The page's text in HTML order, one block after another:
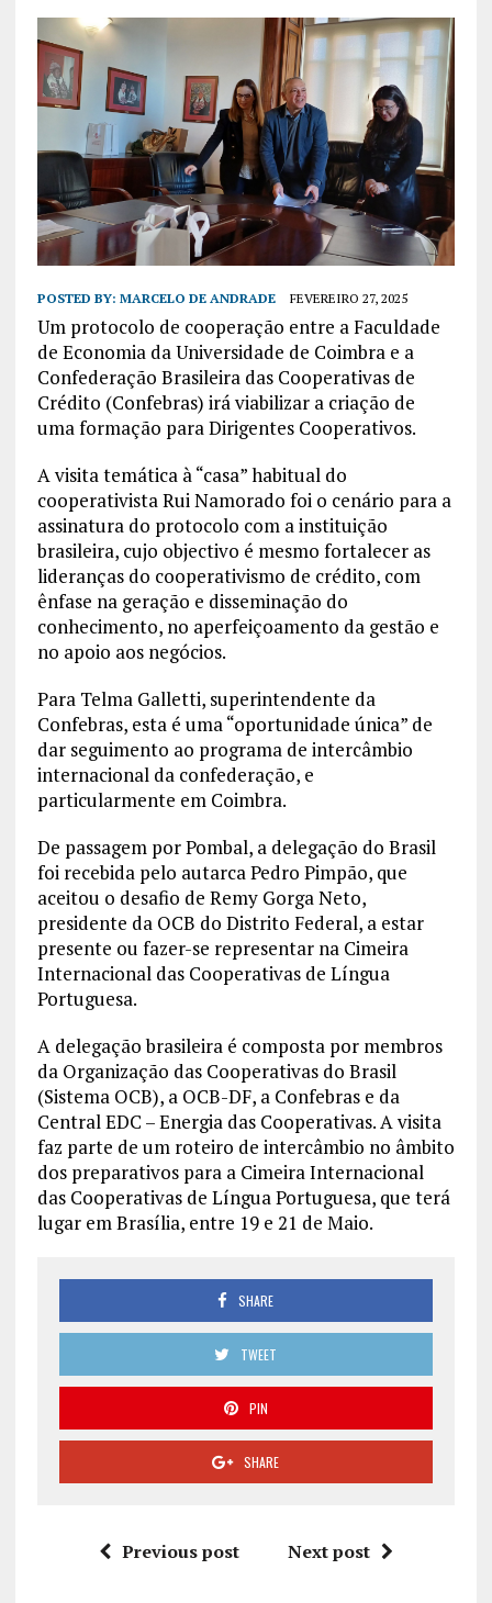
POSTED BY: MARCELO DE ANDRADE FEVEREIRO 27, 2025
Um protocolo de cooperação entre a Faculdade
de Economia da Universidade de Coimbra e a
Confederação Brasileira das Cooperativas de
Crédito (Confebras) irá viabilizar a criação de
uma formação para Dirigentes Cooperativos.
A visita temática à “casa” habitual do
cooperativista Rui Namorado foi o cenário para a
assinatura do protocolo com a instituição
brasileira, cujo objectivo é mesmo fortalecer as
lideranças do cooperativismo de crédito, com
ênfase na geração e disseminação do
conhecimento, no aperfeiçoamento da gestão e
no apoio aos negócios.
Para Telma Galletti, superintendente da
Confebras, esta é uma “oportunidade única” de
dar seguimento ao programa de intercâmbio
internacional da confederação, e
particularmente em Coimbra.
De passagem por Pombal, a delegação do Brasil
foi recebida pelo autarca Pedro Pimpão, que
aceitou o desafio de Remy Gorga Neto,
presidente da OCB do Distrito Federal, a estar
presente ou fazer-se representar na Cimeira
Internacional das Cooperativas de Língua
Portuguesa.
A delegação brasileira é composta por membros
da Organização das Cooperativas do Brasil
(Sistema OCB), a OCB-DF, a Confebras e da
Central EDC – Energia das Cooperativas. A visita
faz parte de um roteiro de intercâmbio no âmbito
dos preparativos para a Cimeira Internacional
das Cooperativas de Língua Portuguesa, que terá
lugar em Brasília, entre 19 e 21 de Maio.
SHARE
TWEET
PIN
SHARE
Previous post Next post